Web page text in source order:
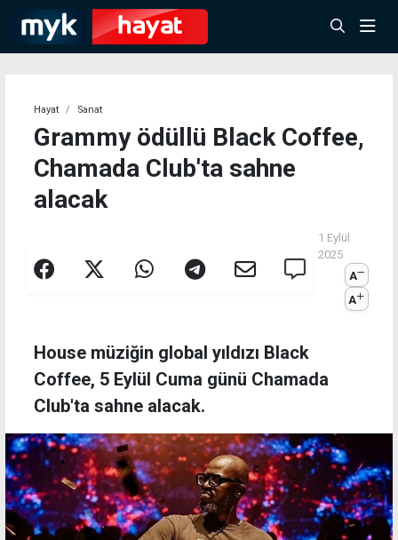
Hayat Sanat
Grammy ödüllü Black Coffee,
Chamada Club'ta sahne
alacak
1 Eylül
2025
A
A
House müziğin global yıldızı Black
Coffee, 5 Eylül Cuma günü Chamada
Club'ta sahne alacak.